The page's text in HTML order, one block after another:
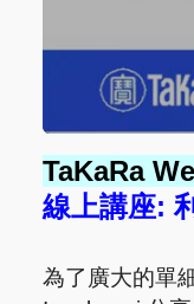
TaKaRa
線上講座:
為了廣大的單